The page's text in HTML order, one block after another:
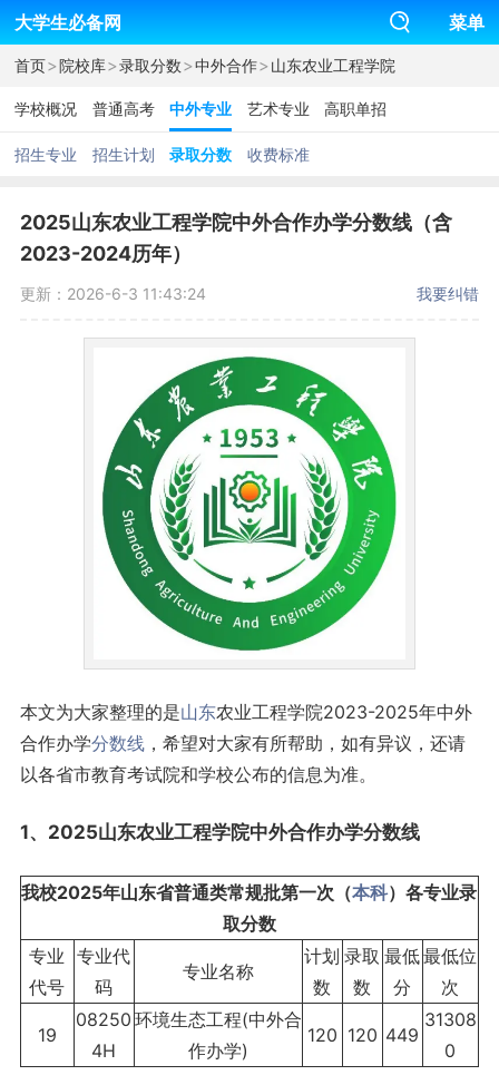
大学生必备网 菜单
首页>院校库>录取分数>中外合作>山东农业工程学院
学校概况 普通高考 中外专业 艺术专业 高职单招
招生专业 招生计划 录取分数 收费标准
2025山东农业工程学院中外合作办学分数线（含
2023-2024历年）
更新：2026-6-3 11:43:24 我要纠错
本文为大家整理的是山东农业工程学院2023-2025年中外
合作办学分数线，希望对大家有所帮助，如有异议，还请
以各省市教育考试院和学校公布的信息为准。
1、2025山东农业工程学院中外合作办学分数线
我校2025年山东省普通类常规批第一次（本科）各专业录
取分数
专业
代号
专业代
码
专业名称
计划
数
录取
数
最低
分
最低位
次
19
08250
4H
环境生态工程(中外合
作办学)
120 120 449
31308
0